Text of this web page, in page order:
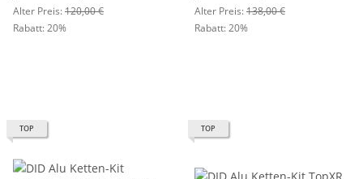
Alter Preis:120,00 €
Rabatt:20%
Alter Preis:138,00 €
Rabatt:20%
TOP TOP